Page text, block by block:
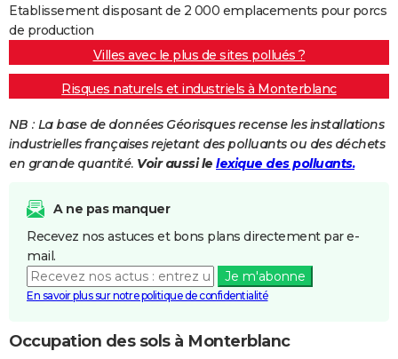
Bricolage
Lifestyle
Culture
Sport
Auto
Television
Voyage
Cinema
Etablissement disposant de 2 000 emplacements pour porcs
de production
Villes avec le plus de sites pollués ?
Risques naturels et industriels à Monterblanc
NB : La base de données Géorisques recense les installations
industrielles françaises rejetant des polluants ou des déchets
en grande quantité. Voir aussi le lexique des polluants.
A ne pas manquer
Recevez nos astuces et bons plans directement par e-
mail.
Je m'abonne
En savoir plus sur notre politique de confidentialité
Occupation des sols à Monterblanc